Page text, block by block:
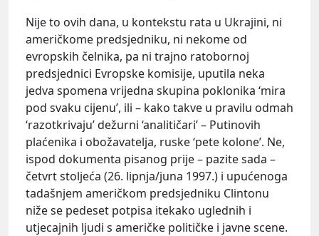
Nije to ovih dana, u kontekstu rata u Ukrajini, ni
američkome predsjedniku, ni nekome od
evropskih čelnika, pa ni trajno ratobornoj
predsjednici Evropske komisije, uputila neka
jedva spomena vrijedna skupina poklonika ‘mira
pod svaku cijenu’, ili – kako takve u pravilu odmah
‘razotkrivaju’ dežurni ‘analitičari’ – Putinovih
plaćenika i obožavatelja, ruske ‘pete kolone’. Ne,
ispod dokumenta pisanog prije – pazite sada –
četvrt stoljeća (26. lipnja/juna 1997.) i upućenoga
tadašnjem američkom predsjedniku Clintonu
niže se pedeset potpisa itekako uglednih i
utjecajnih ljudi s američke političke i javne scene.